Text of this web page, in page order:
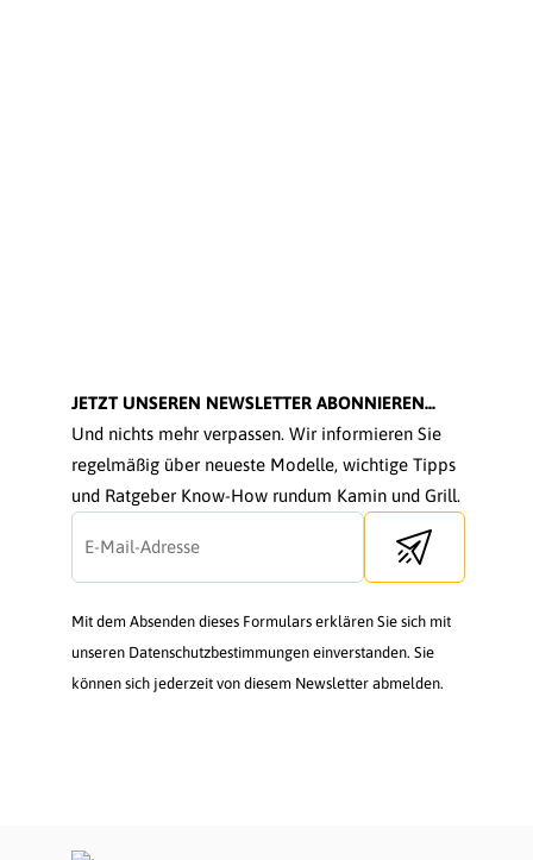
JETZT UNSEREN NEWSLETTER ABONNIEREN...
Und nichts mehr verpassen. Wir informieren Sie
regelmäßig über neueste Modelle, wichtige Tipps
und Ratgeber Know-How rundum Kamin und Grill.
Send newsletter
Mit dem Absenden dieses Formulars erklären Sie sich mit
unseren Datenschutzbestimmungen einverstanden. Sie
können sich jederzeit von diesem Newsletter abmelden.